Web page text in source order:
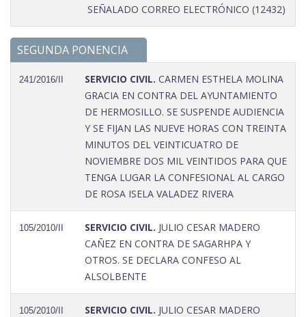
SEÑALADO CORREO ELECTRÓNICO (12432)
SEGUNDA PONENCIA
241/2016/II SERVICIO CIVIL. CARMEN ESTHELA MOLINA
GRACIA EN CONTRA DEL AYUNTAMIENTO
DE HERMOSILLO. SE SUSPENDE AUDIENCIA
Y SE FIJAN LAS NUEVE HORAS CON TREINTA
MINUTOS DEL VEINTICUATRO DE
NOVIEMBRE DOS MIL VEINTIDOS PARA QUE
TENGA LUGAR LA CONFESIONAL AL CARGO
DE ROSA ISELA VALADEZ RIVERA
105/2010/II SERVICIO CIVIL. JULIO CESAR MADERO
CAÑEZ EN CONTRA DE SAGARHPA Y
OTROS. SE DECLARA CONFESO AL
ALSOLBENTE
105/2010/II SERVICIO CIVIL. JULIO CESAR MADERO